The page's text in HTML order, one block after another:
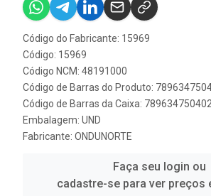
Código do Fabricante: 15969
Código: 15969
Código NCM: 48191000
Código de Barras do Produto:
Código de Barras da Caixa:
Embalagem: UND
Fabricante: ONDUNORTE
Faça seu login ou
cadastre-se para ver preços